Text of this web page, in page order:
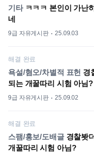
기타ㅋㅋㅋ 본인이 가난
네
9급 자유게시판 25.09.03
해결 완료
욕설/혐오/차별적 표헌 경
되는 개꿀따리 시험 아님?
9급 자유게시판 25.09.02
해결 완료
스팸/홍보/도배글경찰봣
개꿀따리 시험 아님?